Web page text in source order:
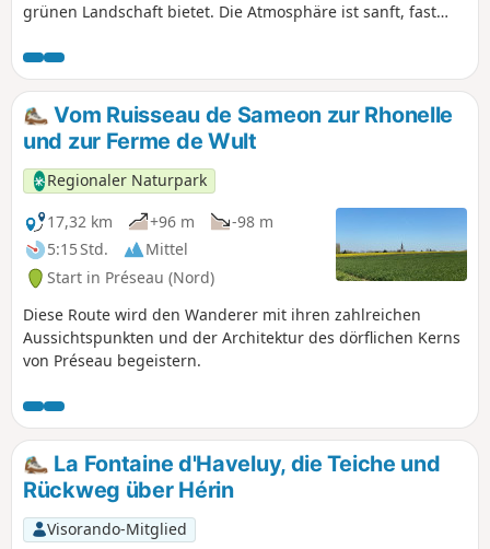
grünen Landschaft bietet. Die Atmosphäre ist sanft, fast
Gesang der Vögel. Bei der Durchquerung von Escarmain
entdeckt man ein Dorf mit authentischem Charme, bevor
man Bermerain erreicht, dessen rote Backsteinhäuser sich
schön vom ländlichen Horizont abheben. Zwischen
Begegnungen mit der Natur, lokalem Kulturerbe und
wohltuender Ruhe lädt dieser Spaziergang dazu ein, den
gemächlichen Rhythmus der Landschaft des Cambrésis zu
genießen.
Vom Ruisseau de Sameon zur Rhonelle
und zur Ferme de Wult
Regionaler Naturpark
17,32 km
+96 m
-98 m
5:15 Std.
Mittel
Start in Préseau (Nord)
Diese Route wird den Wanderer mit ihren zahlreichen
Aussichtspunkten und der Architektur des dörflichen Kerns
von Préseau begeistern.
La Fontaine d'Haveluy, die Teiche und
Rückweg über Hérin
Visorando-Mitglied